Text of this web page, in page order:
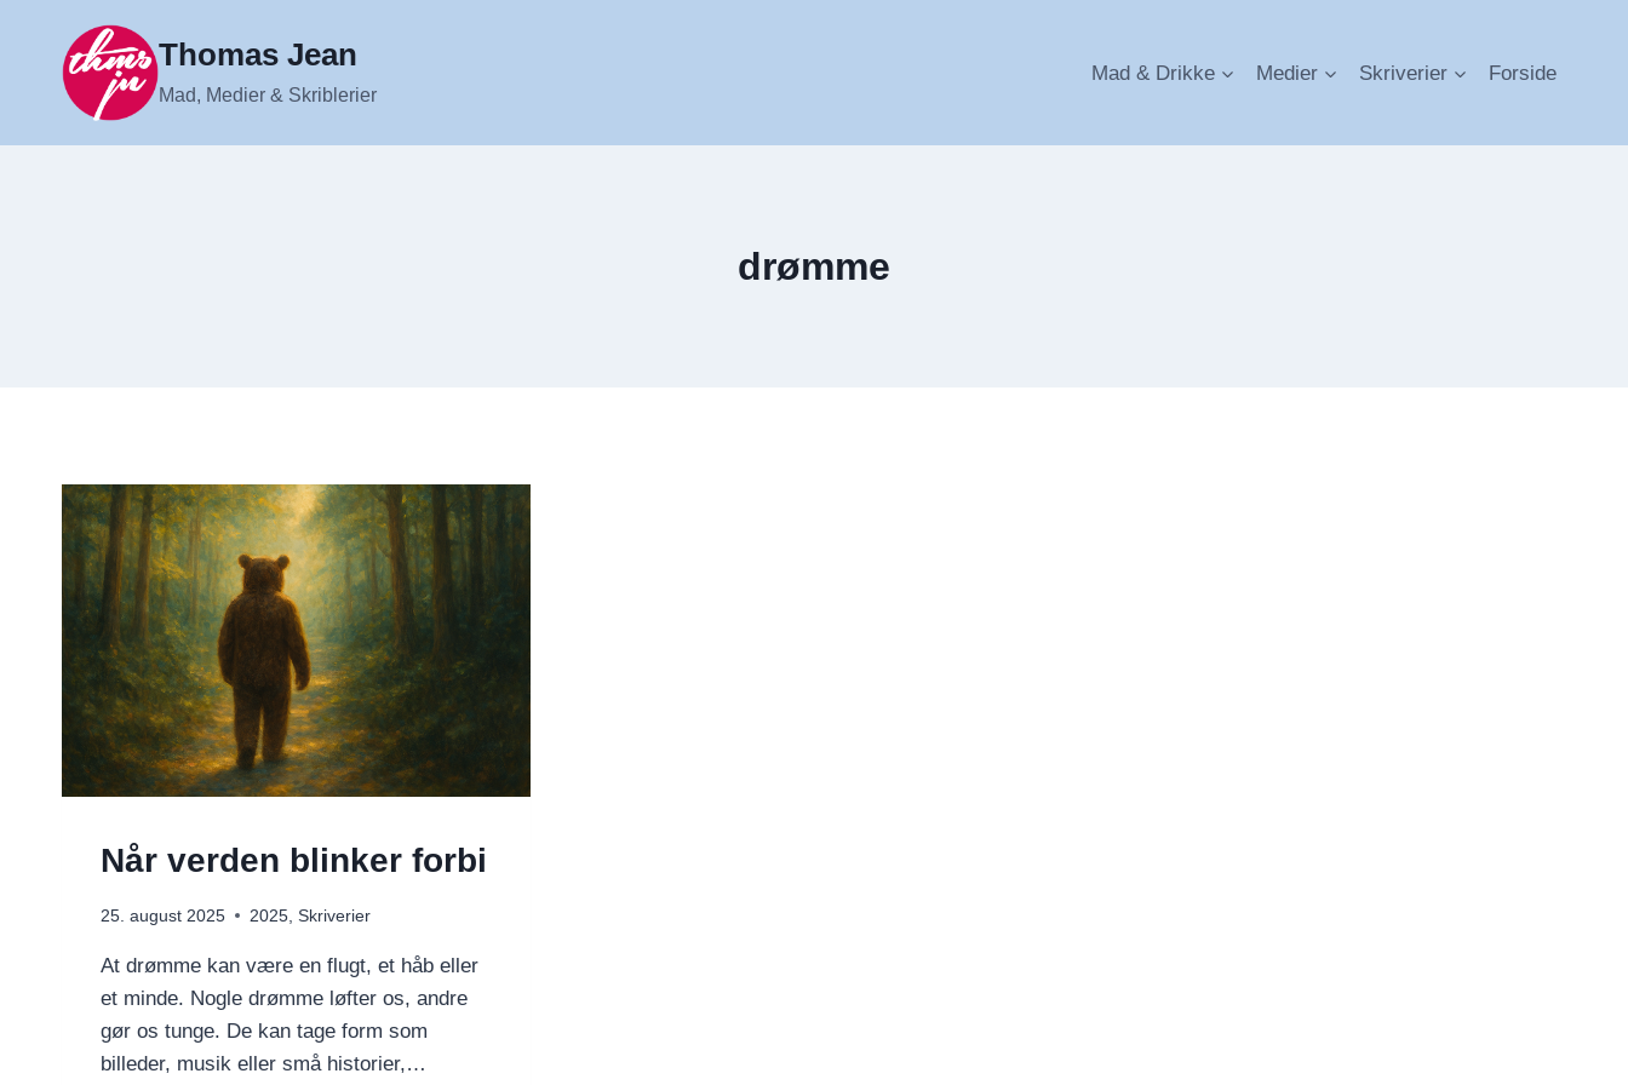
indhold
Thomas Jean
Mad, Medier & Skriblerier
Mad & Drikke Medier Skriverier Forside
drømme
Når verden blinker forbi
25. august 2025 2025 Skriverier
At drømme kan være en flugt, et håb eller
et minde. Nogle drømme løfter os, andre
gør os tunge. De kan tage form som
billeder, musik eller små historier,…